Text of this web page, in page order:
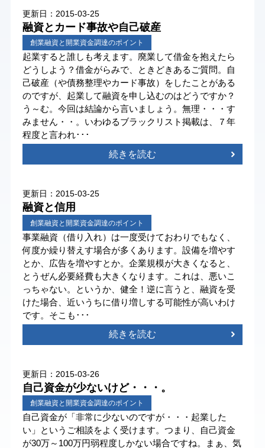
更新日：2015-03-25
融資とカード事故や自己破産
起業すると誰しも考えます。廃業して借金を抱えたら
どうしよう？借金がらみで、ときどきあるご質問。自
己破産（や債務整理やカード事故）をしたことがある
のですが、起業して融資を申し込むのはどうですか？
う～む。今回は結論から言いましょう。無理・・・す
みません・・。いわゆるブラックリスト掲載は、７年
程度と言われ･･･
創業融資と開業資金調達のポイント
続きを読む
更新日：2015-03-25
融資と信用
事業融資（借り入れ）は一度受けておわりでもなく、
何度か繰り替えす場合が多くあります。設備を増やす
とか、広告を増やすとか。企業規模が大きくなると、
とうぜん必要経費も大きくなります。これは、悪いこ
っちゃない。というか、健全！逆に言うと、融資を受
けた場合、近いうちに借り増しする可能性が高いわけ
です。そこも･･･
創業融資と開業資金調達のポイント
続きを読む
更新日：2015-03-26
自己資金が少ないけど・・・。
自己資金が「非常に少ないのですが・・・起業した
い」というご相談をよく受けます。つまり、自己資金
が30万～100万円弱程度しかない場合ですね。まぁ、気
創業融資と開業資金調達のポイント